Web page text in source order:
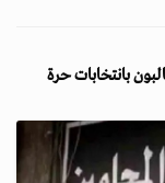
بانتخابات حرة